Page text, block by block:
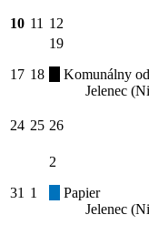
10 11 12
17 18
19
Komunálny
Jelenec
24 25 26
31 1
2
Papier
Jelenec